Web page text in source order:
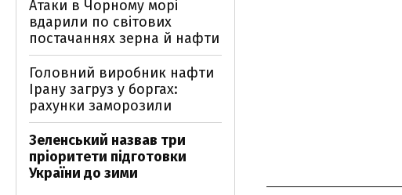
Атаки в Чорному морі
вдарили по світових
постачаннях зерна й нафти
Головний виробник нафти
Ірану загруз у боргах:
рахунки заморозили
Зеленський назвав три
пріоритети підготовки
України до зими